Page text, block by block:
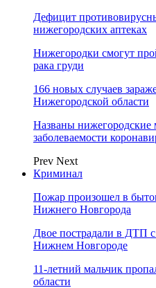
Дефицит
нижегородских аптеках
Нижегородки смогут
рака груди
166 новых случаев
Нижегородской области
Названы нижегородские
заболеваемости
Prev Next
Криминал
Пожар произошел в
Нижнего Новгорода
Двое пострадали в ДТП
Нижнем Новгороде
11-летний мальчик
области